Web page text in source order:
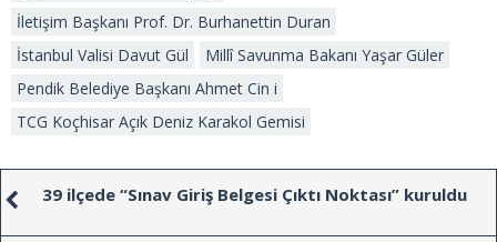
İletişim Başkanı Prof. Dr. Burhanettin Duran
İstanbul Valisi Davut Gül
Millî Savunma Bakanı Yaşar Güler
Pendik Belediye Başkanı Ahmet Cin i
TCG Koçhisar Açık Deniz Karakol Gemisi
39 ilçede “Sınav Giriş Belgesi Çıktı Noktası” kuruldu